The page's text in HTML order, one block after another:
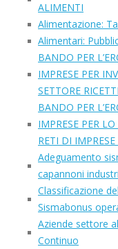
ALIMENTI
Alimentazione:
Alimentari:
BANDO PER
IMPRESE PER
SETTORE
BANDO PER
IMPRESE PER
RETI DI
Adeguamento
capannoni
Classificazione
Sismabonus
Aziende settore
Continuo